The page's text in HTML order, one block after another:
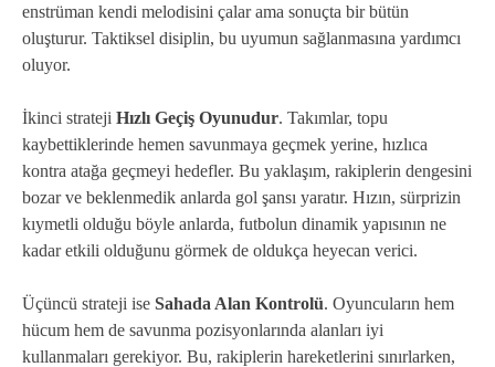
enstrüman kendi melodisini çalar ama sonuçta bir bütün
oluşturur. Taktiksel disiplin, bu uyumun sağlanmasına yardımcı
oluyor.
İkinci strateji Hızlı Geçiş Oyunudur. Takımlar, topu
kaybettiklerinde hemen savunmaya geçmek yerine, hızlıca
kontra atağa geçmeyi hedefler. Bu yaklaşım, rakiplerin dengesini
bozar ve beklenmedik anlarda gol şansı yaratır. Hızın, sürprizin
kıymetli olduğu böyle anlarda, futbolun dinamik yapısının ne
kadar etkili olduğunu görmek de oldukça heyecan verici.
Üçüncü strateji ise Sahada Alan Kontrolü. Oyuncuların hem
hücum hem de savunma pozisyonlarında alanları iyi
kullanmaları gerekiyor. Bu, rakiplerin hareketlerini sınırlarken,